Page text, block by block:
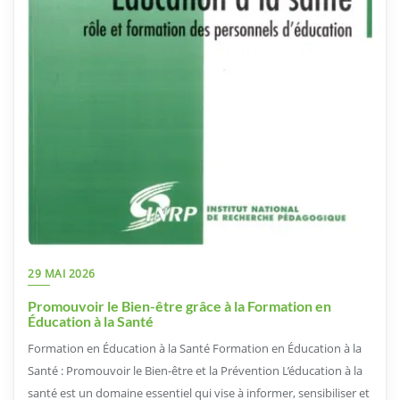
29 MAI 2026
Promouvoir le Bien-être grâce à la Formation en
Éducation à la Santé
Formation en Éducation à la Santé Formation en Éducation à la
Santé : Promouvoir le Bien-être et la Prévention L’éducation à la
santé est un domaine essentiel qui vise à informer, sensibiliser et